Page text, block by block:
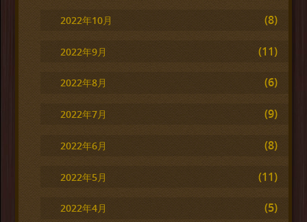
2022年10月 (8)
2022年9月 (11)
2022年8月 (6)
2022年7月 (9)
2022年6月 (8)
2022年5月 (11)
2022年4月 (5)